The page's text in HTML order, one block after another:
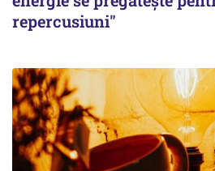
repercusiuni"